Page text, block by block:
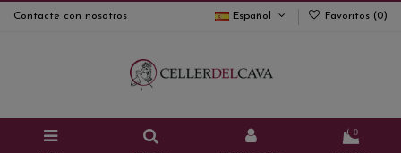
Contacte con nosotros Español Favoritos (0)
0